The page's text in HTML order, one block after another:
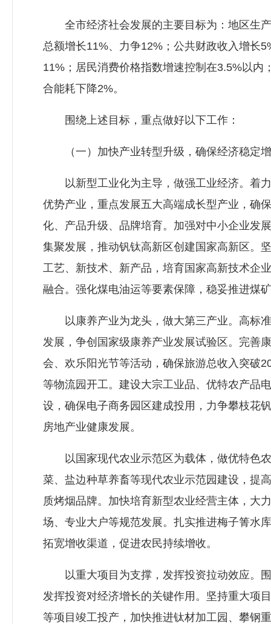
全市经济社会发展的主要目标为：地区生产
总额增长11%、力争12%；公共财政收入增长
11%；居民消费价格指数增速控制在3.5%以
合能耗下降2%。
围绕上述目标，重点做好以下工作：
（一）加快产业转型升级，确保经济稳定
以新型工业化为主导，做强工业经济。着力
优势产业，重点发展五大高端成长型产业，确
化、产品升级、品牌培育。加强对中小企业发
集聚发展，推动钒钛高新区创建国家高新区。
工艺、新技术、新产品，培育国家高新技术企
融合。强化煤电油运等要素保障，稳妥推进煤
以康养产业为龙头，做大第三产业。高标准
发展，争创国家级康养产业发展试验区。完善
会、欢乐阳光节等活动，确保旅游总收入突破
等物流园开工。建设大宗工业品、优特农产品
设，确保电子商务园区建成投用，力争攀枝花
房地产业健康发展。
以国家现代农业示范区为载体，做优特色农
菜、盐边种草养畜等现代农业示范园建设，提
质烤烟品牌。加快培育新型农业经营主体，大
场、专业大户等规范发展。扎实推进梅子箐水
拓宽增收渠道，促进农民持续增收。
以重大项目为支撑，发挥投资拉动效应。围
发挥投资对经济增长的关键作用。坚持重大项
等项目竣工投产，加快推进钛材加工园、攀钢